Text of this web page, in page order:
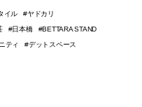
イル
ヤドカリ
日本橋
BETTARA STAND
ティ
デットスペース